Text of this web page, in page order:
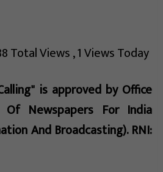
Total Views, 1 Views Today
is approved by Office
Newspapers For India
And Broadcasting). RNI: